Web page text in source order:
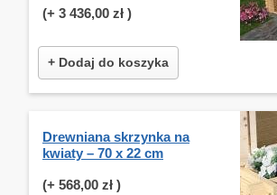
(+ 3 436,00 zł )
+ Dodaj do koszyka
Drewniana skrzynka na
kwiaty – 70 x 22 cm
(+ 568,00 zł )